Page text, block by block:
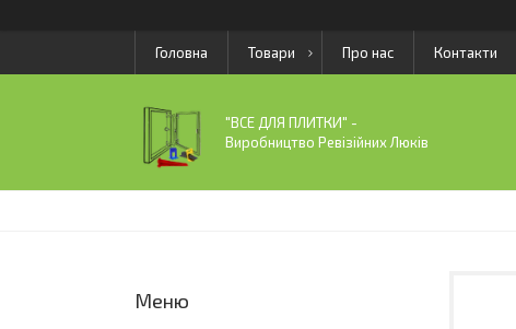
Головна Товари Про нас Контакти
"ВСЕ ДЛЯ ПЛИТКИ" -
Виробництво Ревізійних Люків